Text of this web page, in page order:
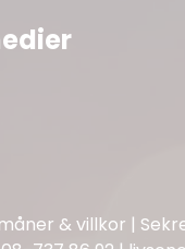
& villkor |